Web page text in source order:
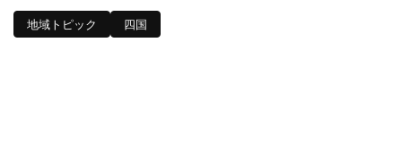
地域トピック 四国